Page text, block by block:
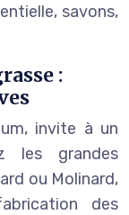
savons,
:
invite à un
les grandes
ou Molinard,
des